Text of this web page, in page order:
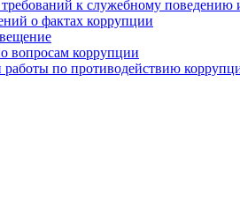
к служебному поведению
о фактах коррупции
вопросам коррупции
по противодействию